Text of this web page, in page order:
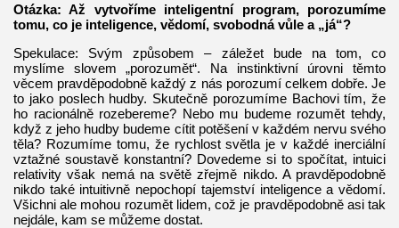
Otázka: Až vytvoříme inteligentní program, porozumíme
tomu, co je inteligence, vědomí, svobodná vůle a „já“?
Spekulace: Svým způsobem – záležet bude na tom, co
myslíme slovem „porozumět“. Na instinktivní úrovni těmto
věcem pravděpodobně každý z nás porozumí celkem dobře. Je
to jako poslech hudby. Skutečně porozumíme Bachovi tím, že
ho racionálně rozebereme? Nebo mu budeme rozumět tehdy,
když z jeho hudby budeme cítit potěšení v každém nervu svého
těla? Rozumíme tomu, že rychlost světla je v každé inerciální
vztažné soustavě konstantní? Dovedeme si to spočítat, intuici
relativity však nemá na světě zřejmě nikdo. A pravděpodobně
nikdo také intuitivně nepochopí tajemství inteligence a vědomí.
Všichni ale mohou rozumět lidem, což je pravděpodobně asi tak
nejdále, kam se můžeme dostat.